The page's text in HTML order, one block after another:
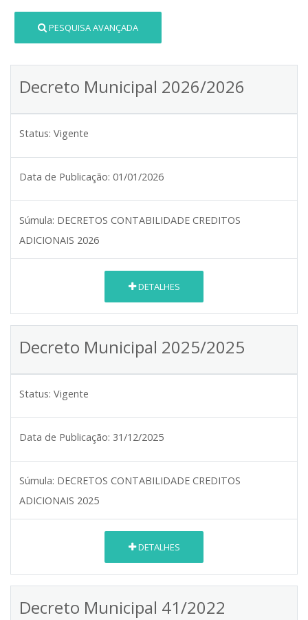
PESQUISA AVANÇADA
Decreto Municipal 2026/2026
Status: Vigente
Data de Publicação: 01/01/2026
Súmula: DECRETOS CONTABILIDADE CREDITOS
ADICIONAIS 2026
DETALHES
Decreto Municipal 2025/2025
Status: Vigente
Data de Publicação: 31/12/2025
Súmula: DECRETOS CONTABILIDADE CREDITOS
ADICIONAIS 2025
DETALHES
Decreto Municipal 41/2022